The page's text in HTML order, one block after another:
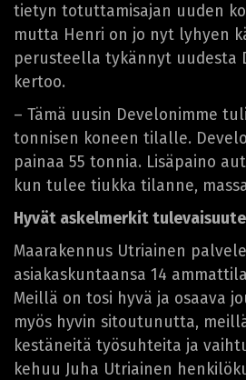
tietyn totuttamisajan uuden
mutta Henri on jo nyt lyhyen
perusteella tykännyt uudesta
kertoo.
– Tämä uusin Develonimme
tonnisen koneen tilalle.
painaa 55 tonnia. Lisäpaino
kun tulee tiukka tilanne,
Hyvät askelmerkit
Maarakennus Utriainen
asiakaskuntaansa 14
Meillä on tosi hyvä ja osaava
myös hyvin sitoutunutta,
kestäneitä työsuhteita ja
kehuu Juha Utriainen